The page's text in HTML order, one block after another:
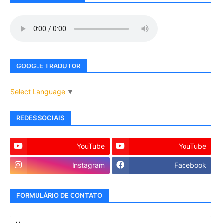
GOOGLE TRADUTOR
Select Language ▼
REDES SOCIAIS
YouTube YouTube
Instagram Facebook
FORMULÁRIO DE CONTATO